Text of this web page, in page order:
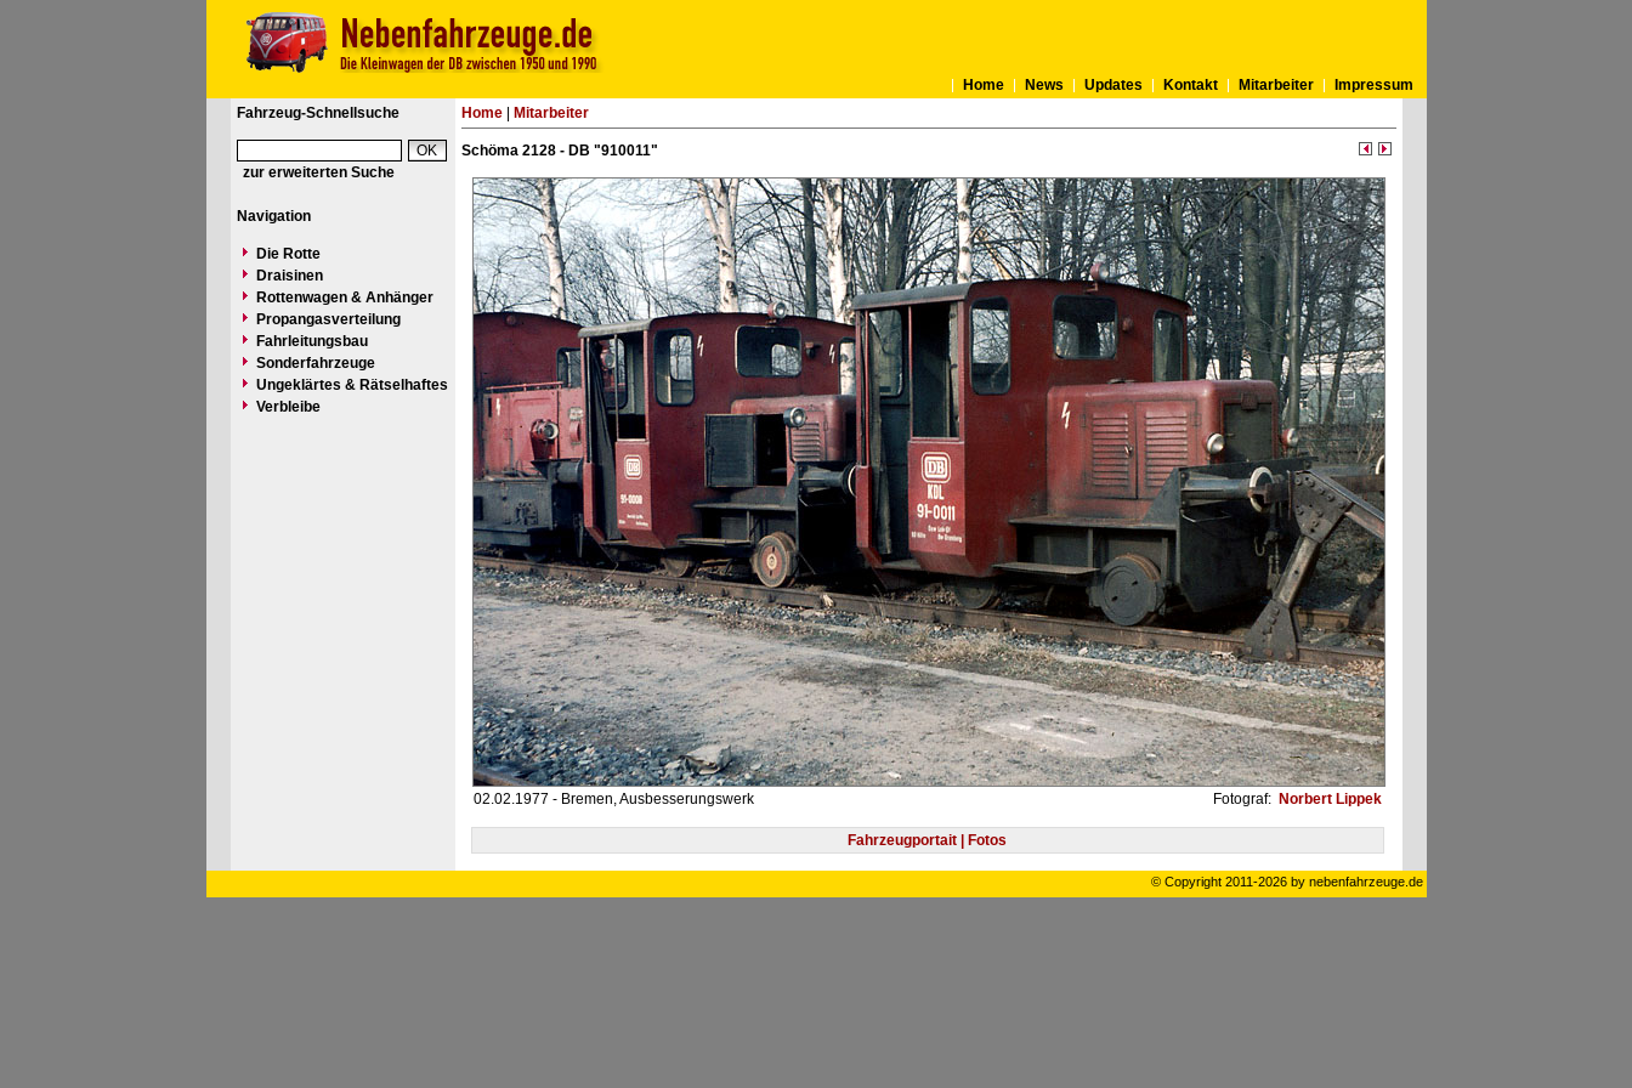
Home News Updates Kontakt Mitarbeiter
Impressum
Fahrzeug-Schnellsuche
zur erweiterten Suche
Navigation
Die Rotte
Draisinen
Rottenwagen & Anhänger
Propangasverteilung
Fahrleitungsbau
Sonderfahrzeuge
Ungeklärtes & Rätselhaftes
Verbleibe
Home| Mitarbeiter
Schöma 2128 - DB "910011"
02.02.1977 - Bremen, Ausbesserungswerk Fotograf: Norbert Lippek
Fahrzeugportait | Fotos
© Copyright 2011-2026 by nebenfahrzeuge.de